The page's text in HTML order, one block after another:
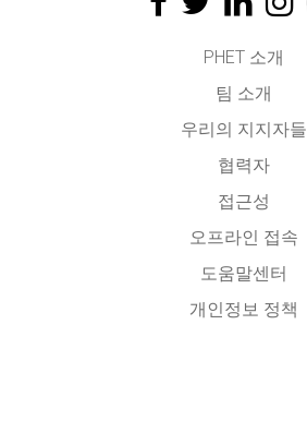
PHET 소개
팀 소개
우리의 지지자들
협력자
접근성
오프라인 접속
도움말센터
개인정보 정책